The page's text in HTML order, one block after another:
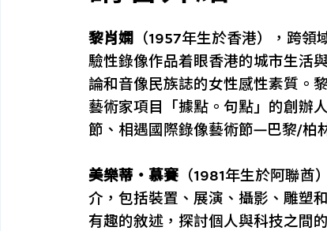
黎肖嫻 （1957年生於香港），跨
驗性錄像作品着眼香港的城市生活
論和音像民族誌的女性感性素質。
藝術家項目「據點。句點」的創辦
節、相遇國際錄像藝術節—巴黎/柏
美樂蒂・慕賽 （1981年生於阿聯
介，包括裝置、展演、攝影、雕塑
有趣的敘述，探討個人與科技之間